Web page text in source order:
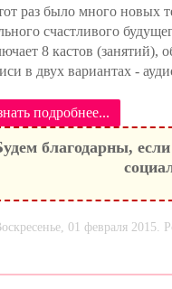
раз было много новых
счастливого
8 кастов (занятий),
в двух вариантах -
подробнее...
благодарны,
01 февраля 2015.